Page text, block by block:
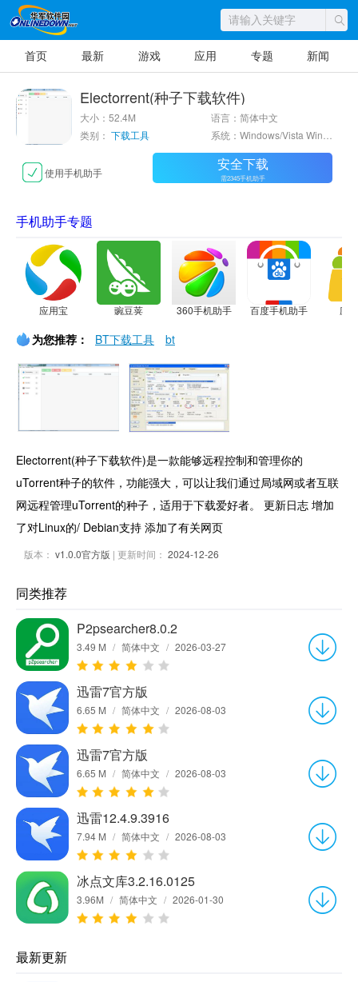
首页 最新 游戏 应用 专题 新闻
Electorrent(种子下载软件)
大小：52.4M
语言：简体中文
类别： 下载工具
使用手机助手 安全下载
需2345手机助手
手机助手专题
应用宝 豌豆荚 360手机助手 百度手机助手 应
为您推荐： BT下载工具 bt
Electorrent(种子下载软件)是一款能够远程控制和管理你的
uTorrent种子的软件，功能强大，可以让我们通过局域网或者互联
网远程管理uTorrent的种子，适用于下载爱好者。 更新日志 增加
了对Linux的/ Debian支持 添加了有关网页
版本： v1.0.0官方版 | 更新时间： 2024-12-26
同类推荐
P2psearcher8.0.2
3.49 M / 简体中文 / 2026-03-27
迅雷7官方版
6.65 M / 简体中文 / 2026-08-03
迅雷7官方版
6.65 M / 简体中文 / 2026-08-03
迅雷12.4.9.3916
7.94 M / 简体中文 / 2026-08-03
冰点文库3.2.16.0125
3.96M / 简体中文 / 2026-01-30
最新更新